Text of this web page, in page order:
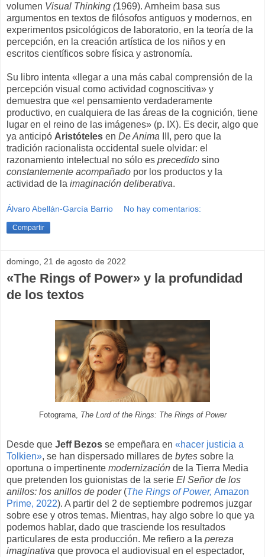
volumen Visual Thinking (1969). Arnheim basa sus
argumentos en textos de filósofos antiguos y modernos, en
experimentos psicológicos de laboratorio, en la teoría de la
percepción, en la creación artística de los niños y en
escritos científicos sobre física y astronomía.
Su libro intenta «llegar a una más cabal comprensión de la
percepción visual como actividad cognoscitiva» y
demuestra que «el pensamiento verdaderamente
productivo, en cualquiera de las áreas de la cognición, tiene
lugar en el reino de las imágenes» (p. IX). Es decir, algo que
ya anticipó Aristóteles en De Anima III, pero que la
tradición racionalista occidental suele olvidar: el
razonamiento intelectual no sólo es precedido sino
constantemente acompañado por los productos y la
actividad de la imaginación deliberativa.
Álvaro Abellán-García Barrio No hay comentarios:
Compartir
domingo, 21 de agosto de 2022
«The Rings of Power» y la profundidad
de los textos
Fotograma, The Lord of the Rings: The Rings of Power
Desde que Jeff Bezos se empeñara en «hacer justicia a
Tolkien», se han dispersado millares de bytes sobre la
oportuna o impertinente modernización de la Tierra Media
que pretenden los guionistas de la serie El Señor de los
anillos: los anillos de poder(The Rings of Power, Amazon
Prime, 2022). A partir del 2 de septiembre podremos juzgar
sobre ese y otros temas. Mientras, hay algo sobre lo que ya
podemos hablar, dado que trasciende los resultados
particulares de esta producción. Me refiero a la pereza
imaginativa que provoca el audiovisual en el espectador,